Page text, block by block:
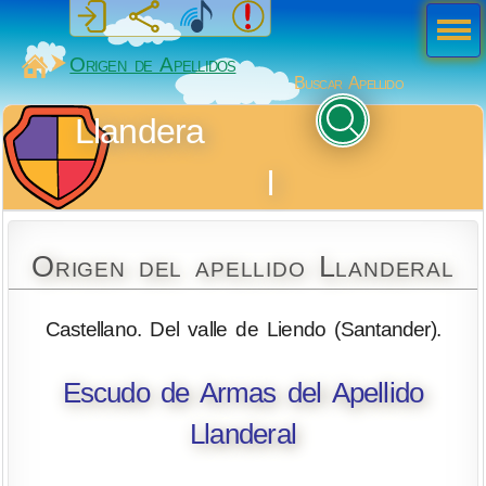
MiSabueso
Origen de Apellidos
Buscar Apellido
Llandera
l
Origen del apellido Llanderal
Castellano. Del valle de Liendo (Santander).
Escudo de Armas del Apellido
Llanderal
Men
ú